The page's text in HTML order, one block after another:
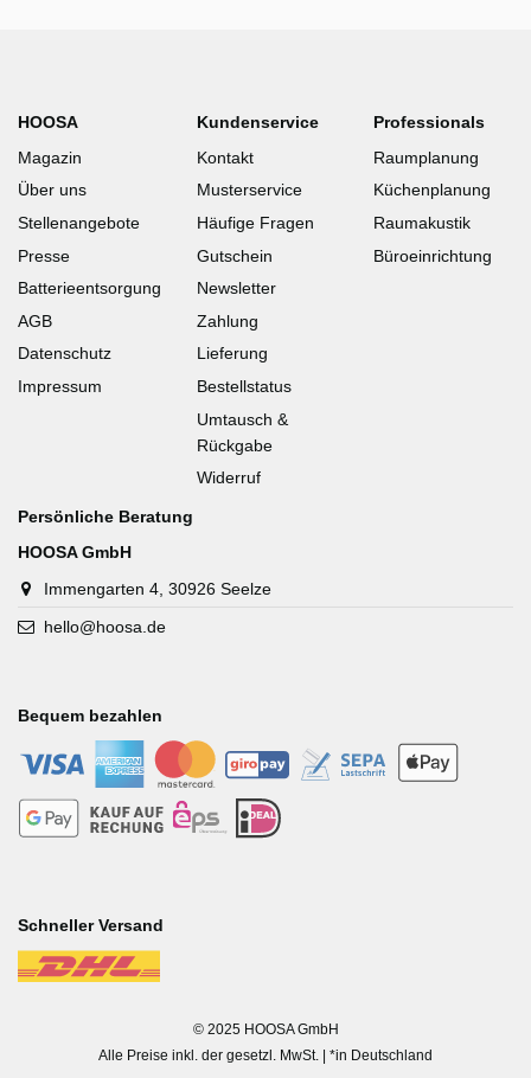
HOOSA
Magazin
Über uns
Stellenangebote
Presse
Batterieentsorgung
AGB
Datenschutz
Impressum
Kundenservice
Kontakt
Musterservice
Häufige Fragen
Gutschein
Newsletter
Zahlung
Lieferung
Bestellstatus
Umtausch &
Rückgabe
Widerruf
Professionals
Raumplanung
Küchenplanung
Raumakustik
Büroeinrichtung
Persönliche Beratung
HOOSA GmbH
Immengarten 4, 30926 Seelze
hello@hoosa.de
Bequem bezahlen
-
- - - -
- - - -
Schneller Versand
© 2025 HOOSA GmbH
Alle Preise inkl. der gesetzl. MwSt. | *in Deutschland